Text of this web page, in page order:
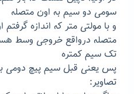
سومی دو سیم به اون متصله
و با مولتی متر که اندازه
متصله درواقع خروجی وسط
تک سیم کمتره
پس یعنی قبل سیم پیچ دومی
تصاویر: